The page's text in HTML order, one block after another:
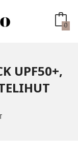
0
UPF50+,